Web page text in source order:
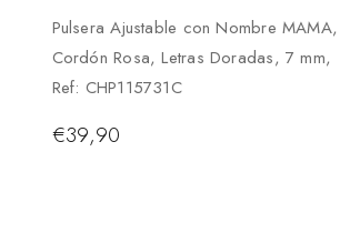
Pulsera Ajustable con Nombre MAMA,
Cordón Rosa, Letras Doradas, 7 mm,
Ref: CHP115731C
€39,90